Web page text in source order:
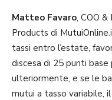
Matteo Favaro, COO
Products di
tassi entro l’estate,
discesa di 25 punti base
ulteriormente, e se le
mutui a tasso variabile,